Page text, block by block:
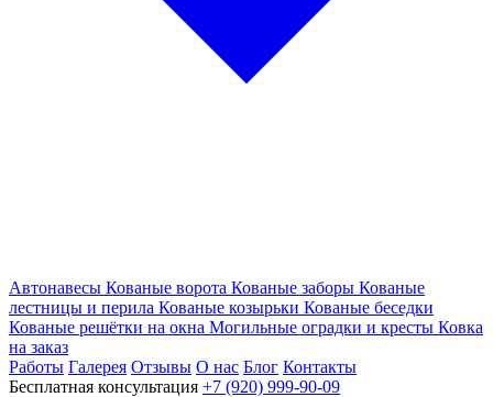
Автонавесы Кованые ворота Кованые заборы Кованые
лестницы и перила Кованые козырьки Кованые беседки
Кованые решётки на окна Могильные оградки и кресты Ковка
на заказ
Работы Галерея Отзывы О нас Блог Контакты
Бесплатная консультация +7 (920) 999-90-09